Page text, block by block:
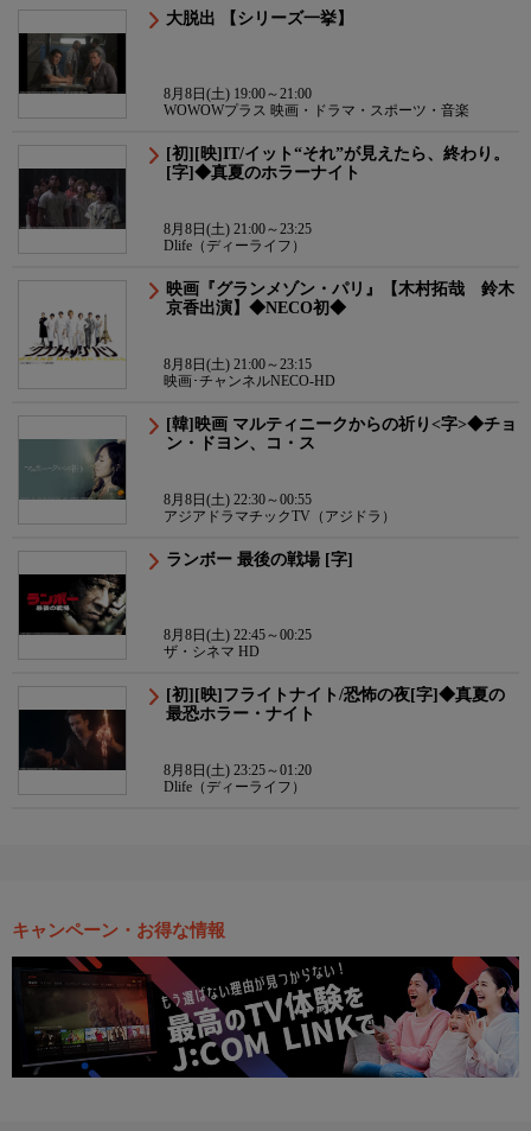
大脱出 【シリーズ一挙】
8月8日(土) 19:00～21:00
WOWOWプラス 映画・ドラマ・スポーツ・音楽
[初][映]IT/イット“それ”が見えたら、終わり。
[字]◆真夏のホラーナイト
8月8日(土) 21:00～23:25
Dlife（ディーライフ）
映画『グランメゾン・パリ』【木村拓哉 鈴木
京香出演】◆NECO初◆
8月8日(土) 21:00～23:15
映画･チャンネルNECO-HD
[韓]映画 マルティニークからの祈り<字>◆チョ
ン・ドヨン、コ・ス
8月8日(土) 22:30～00:55
アジアドラマチックTV（アジドラ）
ランボー 最後の戦場 [字]
8月8日(土) 22:45～00:25
ザ・シネマ HD
[初][映]フライトナイト/恐怖の夜[字]◆真夏の
最恐ホラー・ナイト
8月8日(土) 23:25～01:20
Dlife（ディーライフ）
キャンペーン・お得な情報